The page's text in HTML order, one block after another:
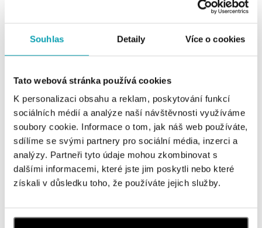
Souhlas Detaily Více o cookies
Tato webová stránka používá cookies
K personalizaci obsahu a reklam, poskytování funkcí
sociálních médií a analýze naší návštěvnosti využíváme
soubory cookie. Informace o tom, jak náš web používáte,
sdílíme se svými partnery pro sociální média, inzerci a
analýzy. Partneři tyto údaje mohou zkombinovat s
dalšími informacemi, které jste jim poskytli nebo které
získali v důsledku toho, že používáte jejich služby.
Náušnice se smaragdem Vesper
Romance
od 14 762 Kč
Náušnice se smaragdem Mystic
Abyss
od 46 391 Kč